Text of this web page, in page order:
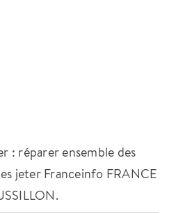
: réparer ensemble des
jeter Franceinfo FRANCE